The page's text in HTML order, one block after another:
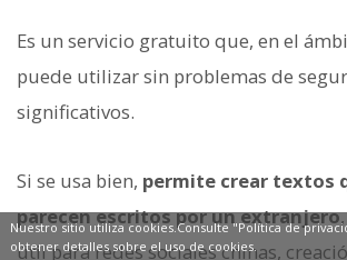
Es un servicio gratuito que, en el
puede utilizar sin problemas de
significativos.
Si se usa bien, permite crear textos
parecen escritos por un extranjero
útil para redes sociales chinas,
Nuestro sitio utiliza cookies.Consulte"Política de
obtener detalles sobre el uso de cookies.